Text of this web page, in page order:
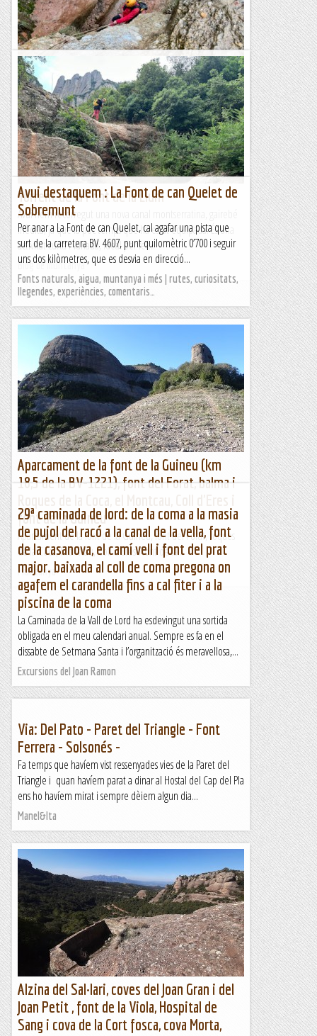
Blog de muntanya
Torrent de la Font de les Coves
El Torrent de la Font de les Coves és un curt barranc que
comença molt a prop del Monestir de Santa Cecília i
desemboca en el Torrent de la Font del Moro. Avui...
Blog de muntanya
Torrent de la Font de la Llum
Avui hem recorregut una nova canal montserratina, gairebé
inèdita, ja que fa poc temps que ha estat equipada. És una
activitat curta i variada, ideal per fer...
Blog de muntanya
Avui destaquem : La Font de can Quelet de
Sobremunt
Per anar a La Font de can Quelet, cal agafar una pista que
surt de la carretera BV. 4607, punt quilomètric 0’700 i seguir
uns dos kilòmetres, que es desvia en direcció...
Fonts naturals, aigua, muntanya i més | rutes, curiositats,
llegendes, experiències, comentaris…
Aparcament de la font de la Guineu (km
18,5 de la BV-1221), font del Forat, balma i
font de la Guineu
Aparcament de la font de la Guineu, font del Forat, roques
de la Coca, Montcau, Coll d'Eres i font de la...
Muntanya
29ª caminada de lord: de la coma a la masia
de pujol del racó a la canal de la vella, font
de la casanova, el camí vell i font del prat
major. baixada al coll de coma pregona on
agafem el carandella fins a cal fiter i a la
piscina de la coma
La Caminada de la Vall de Lord ha esdevingut una sortida
obligada en el meu calendari anual. Sempre es fa en el
dissabte de Setmana Santa i l’organització és meravellosa,...
Excursions del Joan Ramon
Via: Del Pato - Paret del Triangle - Font
Ferrera - Solsonés -
Fa temps que havíem vist ressenyades vies de la Paret del
Triangle i quan havíem parat a dinar al Hostal del Cap del Pla
ens ho havíem mirat i sempre dèiem algun dia...
Manel&Ita
Alzina del Sal·lari, coves del Joan Gran i del
Joan Petit , font de la Viola, Hospital de
Sang i cova de la Cort fosca, cova Morta,